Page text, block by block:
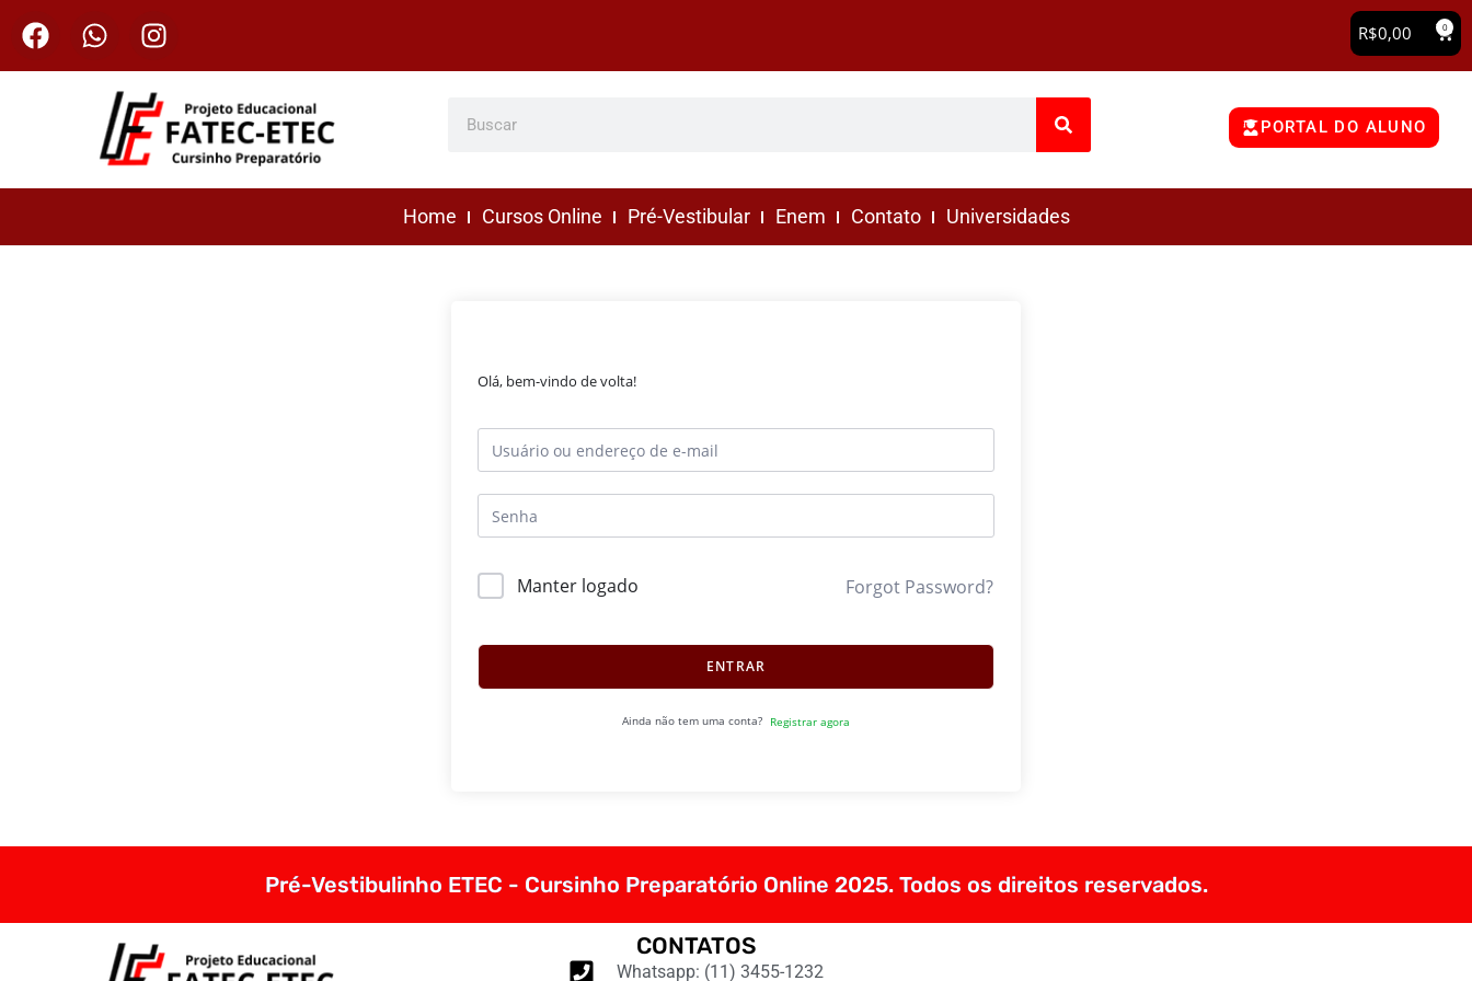
R$0,00 0
PORTAL DO ALUNO
Home Cursos Online Pré-Vestibular Enem Contato Universidades
Olá, bem-vindo de volta!
Manter logado Forgot Password?
ENTRAR
Ainda não tem uma conta? Registrar agora
Pré-Vestibulinho ETEC - Cursinho Preparatório Online 2025. Todos os direitos reservados.
CONTATOS
Whatsapp: (11) 3455-1232